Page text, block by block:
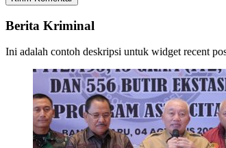
Berita Kriminal
Ini adalah contoh deskripsi untuk widget recent